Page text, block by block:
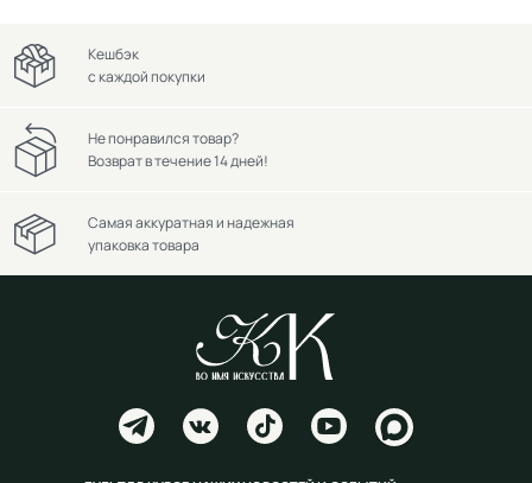
Кешбэк
с каждой покупки
Не понравился товар?
Возврат в течение 14 дней!
Самая аккуратная и надежная
упаковка товара